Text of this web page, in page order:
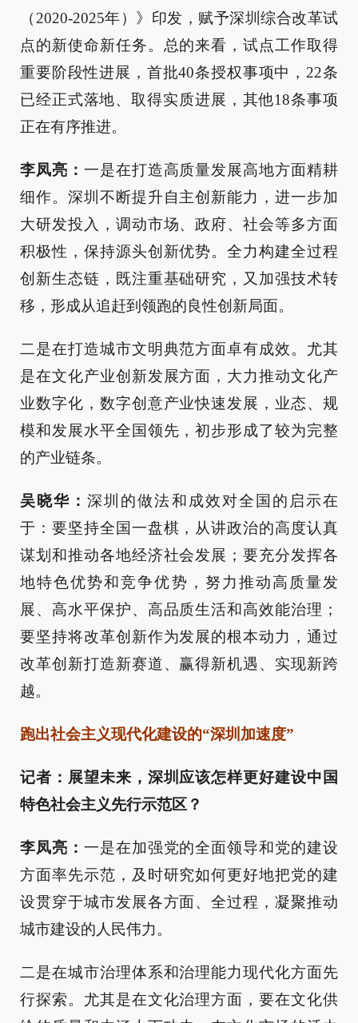
（2020-2025年）》印发，赋予深圳综合改革试
点的新使命新任务。总的来看，试点工作取得
重要阶段性进展，首批40条授权事项中，22条
已经正式落地、取得实质进展，其他18条事项
正在有序推进。
李凤亮： 一是在打造高质量发展高地方面精耕
细作。深圳不断提升自主创新能力，进一步加
大研发投入，调动市场、政府、社会等多方面
积极性，保持源头创新优势。全力构建全过程
创新生态链，既注重基础研究，又加强技术转
移，形成从追赶到领跑的良性创新局面。
二是在打造城市文明典范方面卓有成效。尤其
是在文化产业创新发展方面，大力推动文化产
业数字化，数字创意产业快速发展，业态、规
模和发展水平全国领先，初步形成了较为完整
的产业链条。
吴晓华：深圳的做法和成效对全国的启示在
于：要坚持全国一盘棋，从讲政治的高度认真
谋划和推动各地经济社会发展；要充分发挥各
地特色优势和竞争优势，努力推动高质量发
展、高水平保护、高品质生活和高效能治理；
要坚持将改革创新作为发展的根本动力，通过
改革创新打造新赛道、赢得新机遇、实现新跨
越。
跑出社会主义现代化建设的“深圳加速度”
记者：展望未来，深圳应该怎样更好建设中国
特色社会主义先行示范区？
李凤亮： 一是在加强党的全面领导和党的建设
方面率先示范，及时研究如何更好地把党的建
设贯穿于城市发展各方面、全过程，凝聚推动
城市建设的人民伟力。
二是在城市治理体系和治理能力现代化方面先
行探索。尤其是在文化治理方面，要在文化供